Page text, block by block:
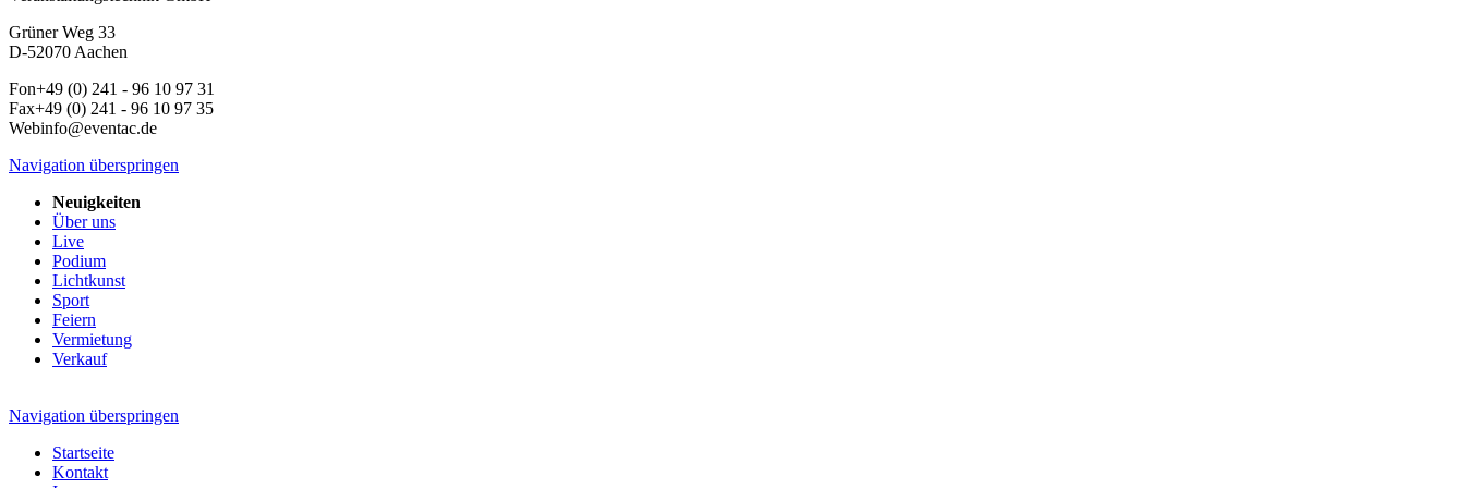
Grüner Weg 33
D-52070 Aachen
Fon+49 (0) 241 - 96 10 97 31
Fax+49 (0) 241 - 96 10 97 35
Webinfo@eventac.de
Navigation überspringen
Neuigkeiten
Über uns
Live
Podium
Lichtkunst
Sport
Feiern
Vermietung
Verkauf
Navigation überspringen
Startseite
Kontakt